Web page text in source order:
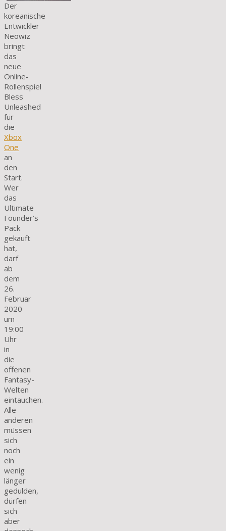
Der
koreanische
Entwickler
Neowiz
bringt
das
neue
Online-
Rollenspiel
Bless
Unleashed
für
die
Xbox
One
an
den
Start.
Wer
das
Ultimate
Founder’s
Pack
gekauft
hat,
darf
ab
dem
26.
Februar
2020
um
19:00
Uhr
in
die
offenen
Fantasy-
Welten
eintauchen.
Alle
anderen
müssen
sich
noch
ein
wenig
länger
gedulden,
dürfen
sich
aber